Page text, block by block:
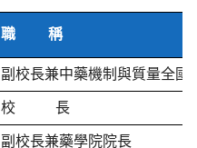
職 稱
副 校長兼中藥機制與質量全國
校 長
副校長兼藥學院院長